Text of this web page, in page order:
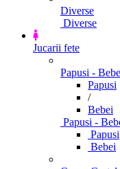
Diverse
Diverse
Jucarii fete
Papusi -
Papusi
/
Bebei
Papusi -
Papusi
Bebei